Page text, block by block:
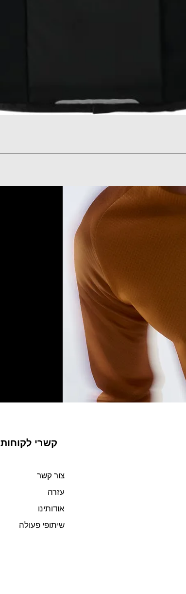
קשרי לקוחות
צור קשר
עזרה
אודותינו
שיתופי פעולה